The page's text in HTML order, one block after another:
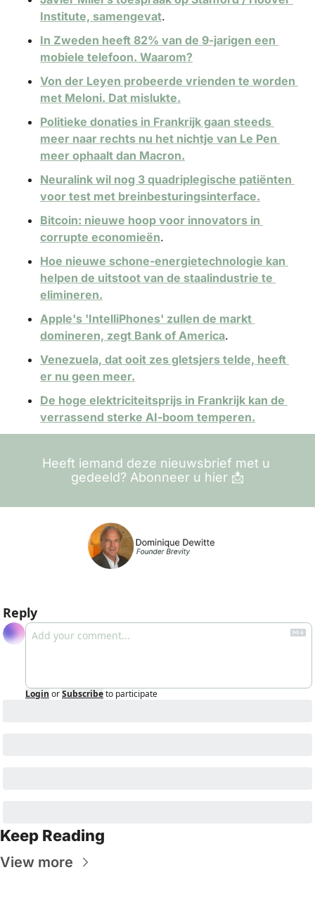
Institute, samengevat.
In Zweden heeft 82% van de 9-jarigen een
mobiele telefoon. Waarom?
Von der Leyen probeerde vrienden te worden
met Meloni. Dat mislukte.
Politieke donaties in Frankrijk gaan steeds
meer naar rechts nu het nichtje van Le Pen
meer ophaalt dan Macron.
Neuralink wil nog 3 quadriplegische patiënten
voor test met breinbesturingsinterface.
Bitcoin: nieuwe hoop voor innovators in
corrupte economieën.
Hoe nieuwe schone-energietechnologie kan
helpen de uitstoot van de staalindustrie te
elimineren.
Apple's 'IntelliPhones' zullen de markt
domineren, zegt Bank of America.
Venezuela, dat ooit zes gletsjers telde, heeft
er nu geen meer.
De hoge elektriciteitsprijs in Frankrijk kan de
verrassend sterke AI-boom temperen.
Heeft iemand deze nieuwsbrief met u
gedeeld? Abonneer u hier 📩
Reply
Login orSubscribeto participate
Keep Reading
View more